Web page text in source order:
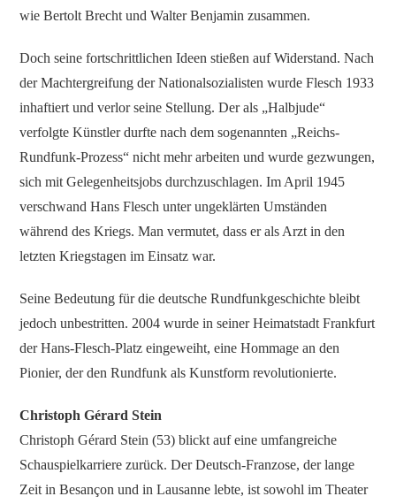
wie Bertolt Brecht und Walter Benjamin zusammen.
Doch seine fortschrittlichen Ideen stießen auf Widerstand. Nach
der Machtergreifung der Nationalsozialisten wurde Flesch 1933
inhaftiert und verlor seine Stellung. Der als „Halbjude“
verfolgte Künstler durfte nach dem sogenannten „Reichs-
Rundfunk-Prozess“ nicht mehr arbeiten und wurde gezwungen,
sich mit Gelegenheitsjobs durchzuschlagen. Im April 1945
verschwand Hans Flesch unter ungeklärten Umständen
während des Kriegs. Man vermutet, dass er als Arzt in den
letzten Kriegstagen im Einsatz war.
Seine Bedeutung für die deutsche Rundfunkgeschichte bleibt
jedoch unbestritten. 2004 wurde in seiner Heimatstadt Frankfurt
der Hans-Flesch-Platz eingeweiht, eine Hommage an den
Pionier, der den Rundfunk als Kunstform revolutionierte.
Christoph Gérard Stein
Christoph Gérard Stein (53) blickt auf eine umfangreiche
Schauspielkarriere zurück. Der Deutsch-Franzose, der lange
Zeit in Besançon und in Lausanne lebte, ist sowohl im Theater